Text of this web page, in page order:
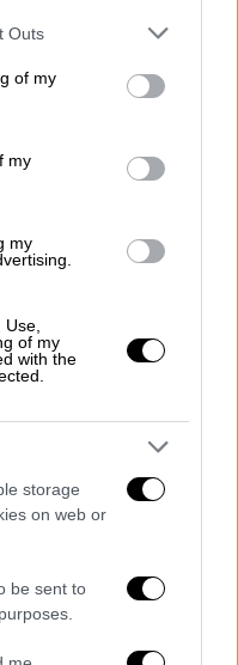
one or more Google
You may click to
its third-party tags to
in below Google
Outs
of my
my
my
of my
with the
storage
on web or
be sent to
της Ελλάδας
προκάλεσαν
τύπο αν και
δεν
με την
του
μεταξύ
Για
χωρικά ύδατα
«όταν έρθει η
το Ορούτς Ρέις
ότι η
η Αθήνα ήταν
απαντήσει σε